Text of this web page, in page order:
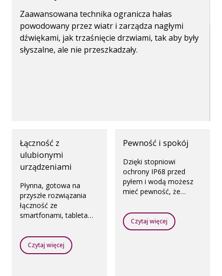
Zaawansowana technika ogranicza hałas
powodowany przez wiatr i zarządza nagłymi
dźwiękami, jak trzaśnięcie drzwiami, tak aby były
słyszalne, ale nie przeszkadzały.
Łączność z
ulubionymi
urządzeniami
Płynna, gotowa na
przyszłe rozwiązania
łączność ze
smartfonami, tabletami
umożliwia bezpośrednie
przesyłanie
strumieniowe dźwięku i
Czytaj więcej
Pewność i spokój
Dzięki stopniowi
ochrony IP68 przed
pyłem i wodą możesz
mieć pewność, że
dziecka to niezawodne
rozwiązanie.
Czytaj więcej